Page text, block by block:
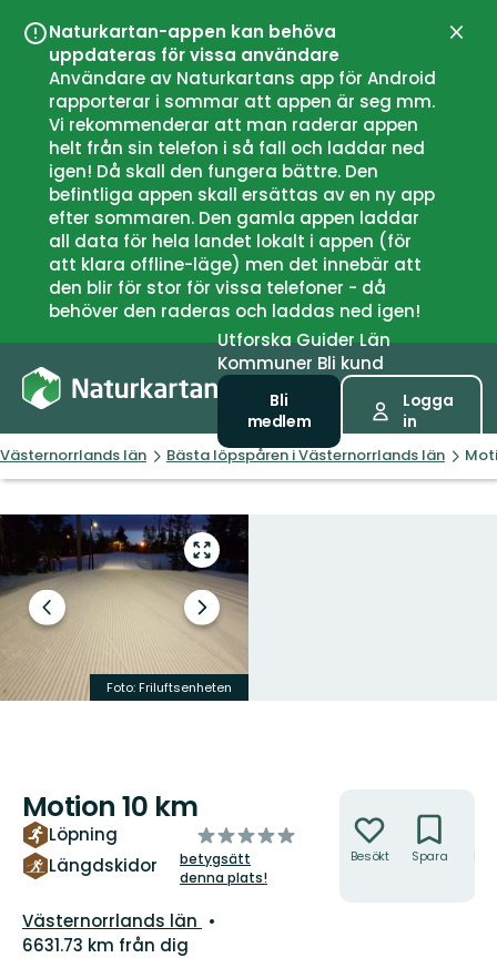
Naturkartan-appen kan behöva
uppdateras för vissa användare
Användare av Naturkartans app för Android
rapporterar i sommar att appen är seg mm.
Vi rekommenderar att man raderar appen
helt från sin telefon i så fall och laddar ned
igen! Då skall den fungera bättre. Den
befintliga appen skall ersättas av en ny app
efter sommaren. Den gamla appen laddar
all data för hela landet lokalt i appen (för
att klara offline-läge) men det innebär att
den blir för stor för vissa telefoner - då
behöver den raderas och laddas ned igen!
UtforskaGuiderLän
Kommuner Bli kund
Bli
medlem
Logga
in
Västernorrlands län Bästa löpspåren i Västernorrlands län
Gå
till
helskärmsläge
Föregående
bild
Nästa
bildspel
Foto: Friluftsenheten
Motion 10 km
Löpning
Längdskidor
av
5
stjärnor
betygsätt
denna plats!
Län:
Västernorrlands län
6631.73 km från dig
Besökt Spara